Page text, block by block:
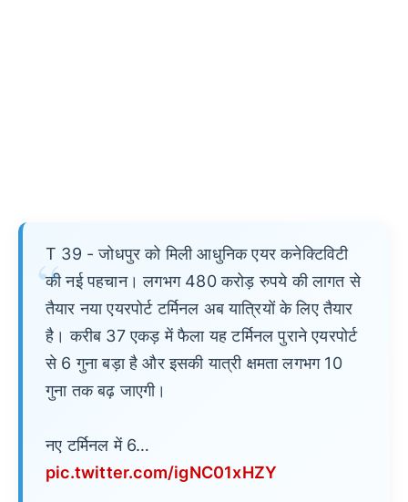
T 39 - जोधपुर को मिली आधुनिक एयर कनेक्टिविटी
की नई पहचान। लगभग 480 करोड़ रुपये की लागत से
तैयार नया एयरपोर्ट टर्मिनल अब यात्रियों के लिए तैयार
है। करीब 37 एकड़ में फैला यह टर्मिनल पुराने एयरपोर्ट
से 6 गुना बड़ा है और इसकी यात्री क्षमता लगभग 10
गुना तक बढ़ जाएगी।
नए टर्मिनल में 6…
pic.twitter.com/igNC01xHZY